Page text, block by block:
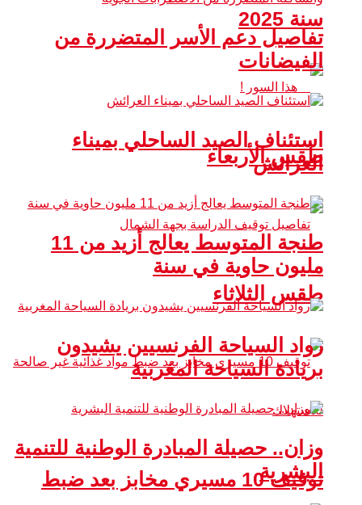
سنة 2025
طقس الأربعاء
طقس الثلاثاء
توقيف 10 مسيري مخابز بعد ضبط
تفاصيل دعم الأسر المتضررة من
الفيضانات
استئناف الصيد الساحلي بميناء
العرائش
طنجة المتوسط يعالج أزيد من 11
مليون حاوية في سنة
رواد السياحة الفرنسيين يشيدون
بريادة السياحة المغربية
وزان.. حصيلة المبادرة الوطنية للتنمية
البشرية